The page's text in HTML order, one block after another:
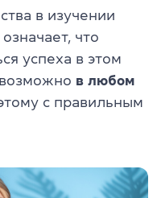
в изучении
что
успеха в этом
в любом
с правильным